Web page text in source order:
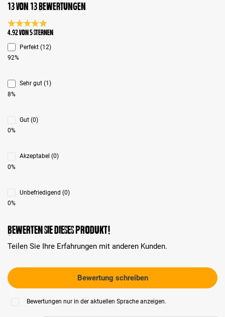
13 von 13 Bewertungen
Durchschnittliche Bewertung 4.9 von 5 Sternen
4.92 von 5 Sternen
Perfekt (12)
92%
Sehr gut (1)
8%
Gut (0)
0%
Akzeptabel (0)
0%
Unbefriedigend (0)
0%
Bewerten Sie dieses Produkt!
Teilen Sie Ihre Erfahrungen mit anderen Kunden.
Bewertung schreiben
Bewertungen nur in der aktuellen Sprache anzeigen.